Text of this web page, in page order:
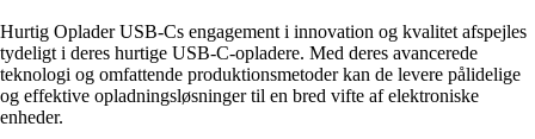
Hurtig Oplader USB-Cs engagement i innovation og kvalitet afspejles
tydeligt i deres hurtige USB-C-opladere. Med deres avancerede
teknologi og omfattende produktionsmetoder kan de levere pålidelige
og effektive opladningsløsninger til en bred vifte af elektroniske
enheder.